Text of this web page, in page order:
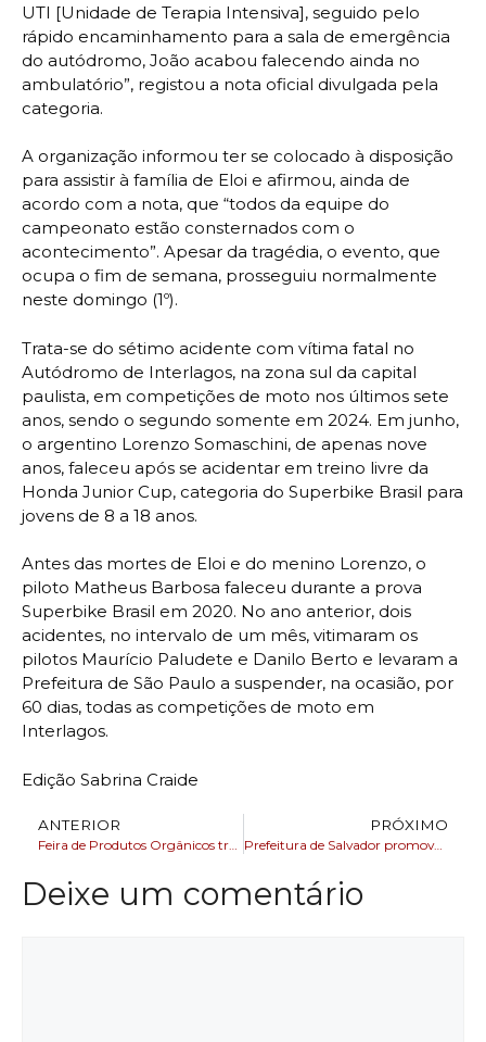
UTI [Unidade de Terapia Intensiva], seguido pelo
rápido encaminhamento para a sala de emergência
do autódromo, João acabou falecendo ainda no
ambulatório”, registou a nota oficial divulgada pela
categoria.
A organização informou ter se colocado à disposição
para assistir à família de Eloi e afirmou, ainda de
acordo com a nota, que “todos da equipe do
campeonato estão consternados com o
acontecimento”. Apesar da tragédia, o evento, que
ocupa o fim de semana, prosseguiu normalmente
neste domingo (1º).
Trata-se do sétimo acidente com vítima fatal no
Autódromo de Interlagos, na zona sul da capital
paulista, em competições de moto nos últimos sete
anos, sendo o segundo somente em 2024. Em junho,
o argentino Lorenzo Somaschini, de apenas nove
anos, faleceu após se acidentar em treino livre da
Honda Junior Cup, categoria do Superbike Brasil para
jovens de 8 a 18 anos.
Antes das mortes de Eloi e do menino Lorenzo, o
piloto Matheus Barbosa faleceu durante a prova
Superbike Brasil em 2020. No ano anterior, dois
acidentes, no intervalo de um mês, vitimaram os
pilotos Maurício Paludete e Danilo Berto e levaram a
Prefeitura de São Paulo a suspender, na ocasião, por
60 dias, todas as competições de moto em
Interlagos.
Edição Sabrina Craide
ANTERIOR PRÓXIMO
Prefeitura de Salvador promove encontro para ampliar participação feminina no transporte público
Deixe um comentário